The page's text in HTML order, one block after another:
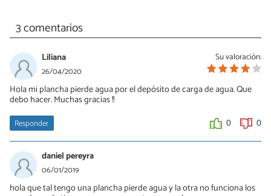
3 comentarios
Su valoración:
Liliana
26/04/2020
Hola mi plancha pierde agua por el depósito de carga de agua. Que
debo hacer. Muchas gracias !!
Responder 0 0
daniel pereyra
06/01/2019
hola que tal tengo una plancha pierde agua y la otra no funciona los